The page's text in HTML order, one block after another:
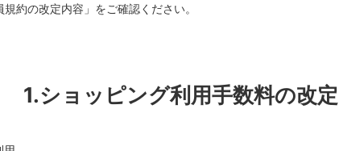
約の改定内容」をご確認ください。
1.ショッピング利用手数料の改